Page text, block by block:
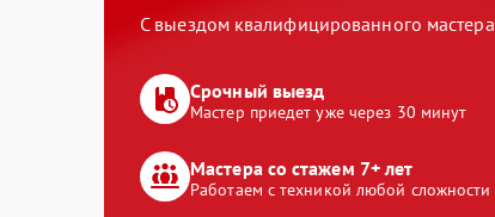
С выездом квалифицированного мастера
Срочный выезд
Мастер приедет уже через 30 минут
Мастера со стажем 7+ лет
Работаем с техникой любой сложности